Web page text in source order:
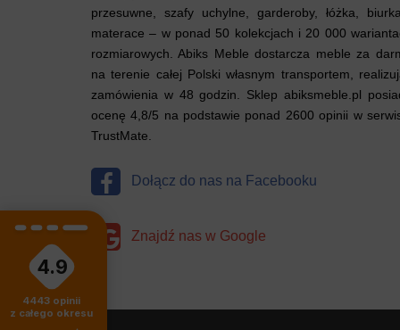
przesuwne, szafy uchylne, garderoby, łóżka,
materace – w ponad 50 kolekcjach i 20 000
rozmiarowych. Abiks Meble dostarcza meble za
na terenie całej Polski własnym transportem,
zamówienia w 48 godzin. Sklep abiksmeble.pl
ocenę 4,8/5 na podstawie ponad 2600 opinii w
TrustMate.
Dołącz do nas na Facebooku
Znajdź nas w Google
4.9
4443 opinii
z całego okresu